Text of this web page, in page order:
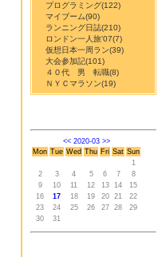
プログラミング(122)
マイブーム(90)
ランニング日誌(210)
ロンドン一人旅'07(7)
仮想日本一周ラン(39)
大会参加記(101)
４０代 男 転職(8)
ＮＹＣマラソン(19)
<< 2020-03 >>
Mon Tue Wed Thu Fri Sat Sun
1
2
3 4 5 6 7
8
9
10 11 12 13 14
15
16
17 18 19 20 21
22
23
24 25 26 27 28
29
30
31